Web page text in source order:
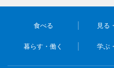
食べる 見る
暮らす・働く 学ぶ